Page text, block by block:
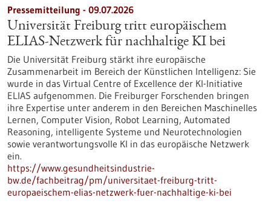
Pressemitteilung - 09.07.2026
Universität Freiburg tritt europäischem
ELIAS-Netzwerk für nachhaltige KI bei
Die Universität Freiburg stärkt ihre europäische
Zusammenarbeit im Bereich der Künstlichen Intelligenz: Sie
wurde in das Virtual Centre of Excellence der KI-Initiative
ELIAS aufgenommen. Die Freiburger Forschenden bringen
ihre Expertise unter anderem in den Bereichen Maschinelles
Lernen, Computer Vision, Robot Learning, Automated
Reasoning, intelligente Systeme und Neurotechnologien
sowie verantwortungsvolle KI in das europäische Netzwerk
ein.
https://www.gesundheitsindustrie-
bw.de/fachbeitrag/pm/universitaet-freiburg-tritt-
europaeischem-elias-netzwerk-fuer-nachhaltige-ki-bei